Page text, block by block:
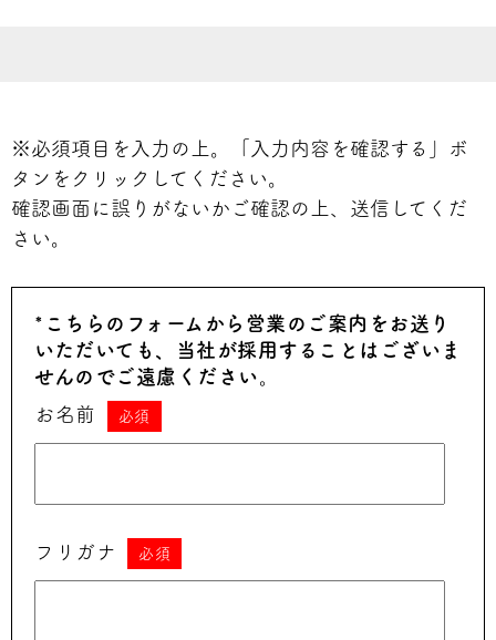
※必須項目を入力の上。「入力内容を確認する」ボ
タンをクリックしてください。
確認画面に誤りがないかご確認の上、送信してくだ
さい。
*こちらのフォームから営業のご案内をお送り
いただいても、当社が採用することはございま
せんのでご遠慮ください。
お名前
必須
フリガナ 必須